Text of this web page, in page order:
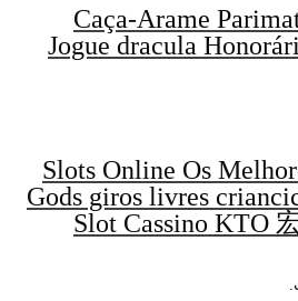
Caça-Arame
Jogue dracula
Slots Online Os
Gods giros livres
Slot Cassino KTO